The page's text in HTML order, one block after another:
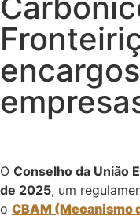
O Conselho da União
de 2025, um
o CBAM (Mecanismo